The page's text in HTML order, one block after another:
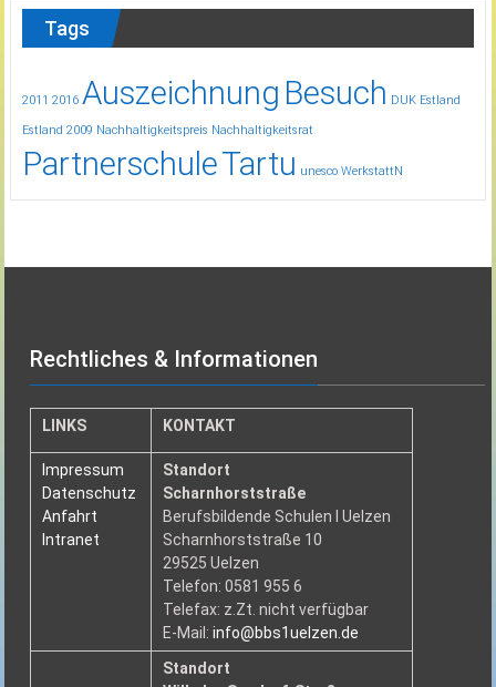
Tags
2011 2016 Auszeichnung Besuch DUK Estland
Estland 2009 Nachhaltigkeitspreis Nachhaltigkeitsrat
PartnerschuleTartu unesco WerkstattN
Rechtliches & Informationen
LINKS KONTAKT
Impressum
Datenschutz
Anfahrt
Intranet
Standort
Scharnhorststraße
Berufsbildende Schulen I Uelzen
Scharnhorststraße 10
29525 Uelzen
Telefon: 0581 955 6
Telefax: z.Zt. nicht verfügbar
E-Mail:info@bbs1uelzen.de
Standort